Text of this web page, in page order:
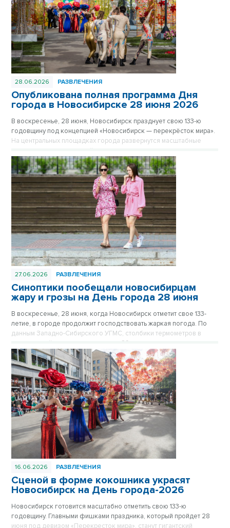
28.06.2026 РАЗВЛЕЧЕНИЯ
Опубликована полная программа Дня
города в Новосибирске 28 июня 2026
В воскресенье, 28 июня, Новосибирск празднует свою 133-ю
годовщину под концепцией «Новосибирск — перекрёсток мира».
На центральных площадках города развернутся масштабные
массовая зарядка с олимпийскими чемпионами и концерт группы
«Айвазовский Оркестр».
27.06.2026 РАЗВЛЕЧЕНИЯ
Синоптики пообещали новосибирцам
жару и грозы на День города 28 июня
В воскресенье, 28 июня, когда Новосибирск отметит свое 133-
летие, в городе продолжит господствовать жаркая погода. По
данным Западно-Сибирского УГМС, столбики термометров в
праздничный день поднимутся до +29 градусов, однако
горожанам стоит приготовиться к возможным осадкам.
16.06.2026 РАЗВЛЕЧЕНИЯ
Сценой в форме кокошника украсят
Новосибирск на День города-2026
Новосибирск готовится масштабно отметить свою 133-ю
годовщину. Главными фишками праздника, который пройдет 28
июня под девизом «Перекресток мира», станут гигантский